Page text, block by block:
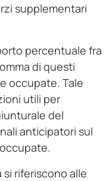
supplementari
percentuale fra
di questi
occupate. Tale
utili per
del
anticipatori sul
riferiscono alle